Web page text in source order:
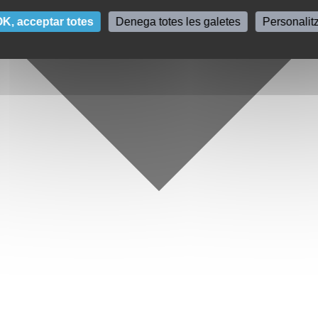
acceptar totes Denega totes les galetes